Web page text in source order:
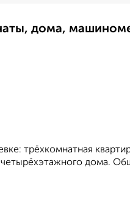
дома,
трёхкомнатная
дома.